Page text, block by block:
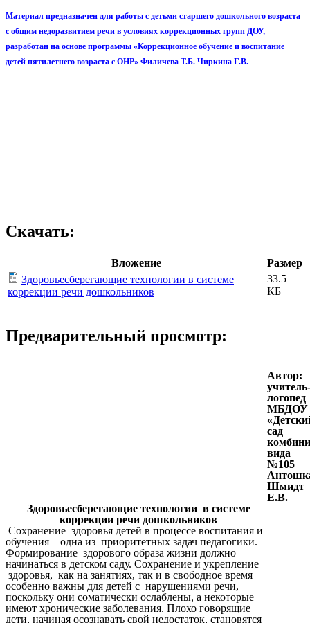
Материал предназначен для работы с детьми старшего дошкольного возраста
с общим недоразвитием речи в условиях коррекционных групп ДОУ,
разработан на основе программы «Коррекционное обучение и воспитание
детей пятилетнего возраста с ОНР» Филичева Т.Б. Чиркина Г.В.
Скачать:
Вложение
Размер
Здоровьесберегающие технологии в системе
коррекции речи дошкольников
33.5
КБ
Предварительный просмотр:
Автор:
учитель-
логопед
МБДОУ
сад
вида
№105
Шмидт
Е.В.
Здоровьесберегающие технологии в системе
коррекции речи дошкольников
Сохранение здоровья детей в процессе воспитания и
обучения – одна из приоритетных задач педагогики.
Формирование здорового образа жизни должно
начинаться в детском саду. Сохранение и укрепление
здоровья, как на занятиях, так и в свободное время
особенно важны для детей с нарушениями речи,
поскольку они соматически ослаблены, а некоторые
имеют хронические заболевания. Плохо говорящие
дети, начиная осознавать свой недостаток, становятся